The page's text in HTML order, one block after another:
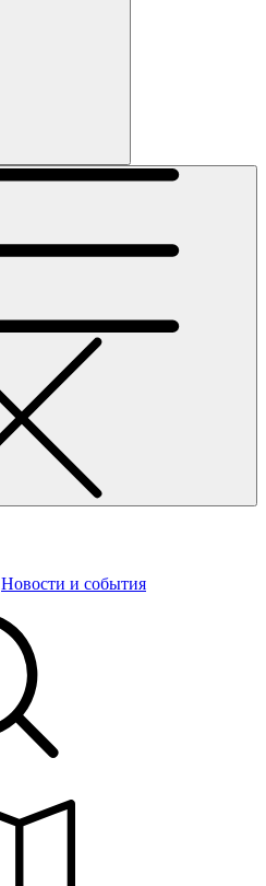
Новости и события